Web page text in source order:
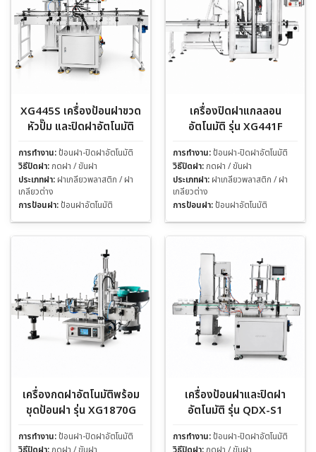
XG445S เครื่องป้อนฝาขวด
หัวปั๊ม และปิดฝาอัตโนมัติ
การทำงาน: ป้อนฝา-ปิดฝาอัตโนมัติ
วิธีปิดฝา: กดฝา / ขันฝา
ประเภทฝา: ฝาเกลียวพลาสติก / ฝา
เกลียวต่าง
การป้อนฝา: ป้อนฝาอัตโนมัติ
เครื่องปิดฝาแกลลอน
อัตโนมัติ รุ่น XG441F
การทำงาน: ป้อนฝา-ปิดฝาอัตโนมัติ
วิธีปิดฝา: กดฝา / ขันฝา
ประเภทฝา: ฝาเกลียวพลาสติก / ฝา
เกลียวต่าง
การป้อนฝา: ป้อนฝาอัตโนมัติ
เครื่องกดฝาอัตโนมัติพร้อม
ชุดป้อนฝา รุ่น XG1870G
การทำงาน: ป้อนฝา-ปิดฝาอัตโนมัติ
เครื่องป้อนฝาและปิดฝา
อัตโนมัติ รุ่น QDX-S1
การทำงาน: ป้อนฝา-ปิดฝาอัตโนมัติ